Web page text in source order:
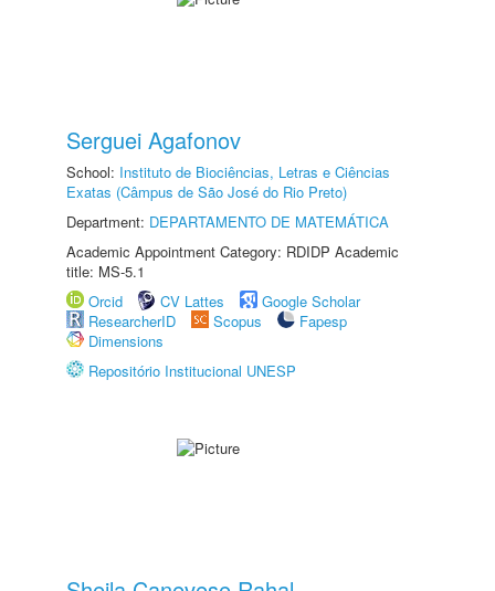
Serguei Agafonov
School: Instituto de Biociências, Letras e Ciências
Exatas (Câmpus de São José do Rio Preto)
Department: DEPARTAMENTO DE MATEMÁTICA
Academic Appointment Category: RDIDP Academic
title: MS-5.1
Orcid
CV Lattes
Google Scholar
ResearcherID
Scopus
Fapesp
Dimensions
Repositório Institucional UNESP